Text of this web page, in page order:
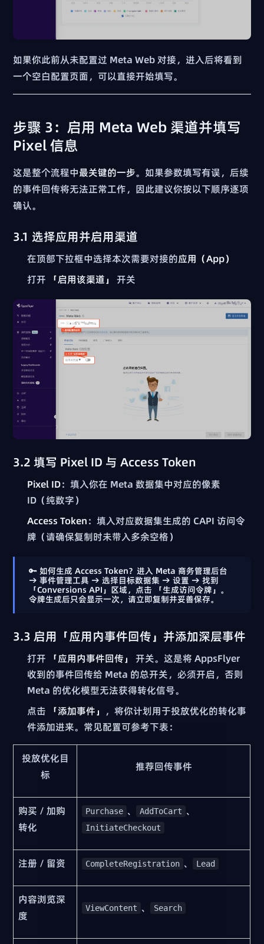
如果你此前从未配置过 Meta Web 对接，进入后将看到
一个空白配置页面，可以直接开始填写。
步骤 3：启用 Meta Web 渠道并填写
Pixel 信息
这是整个流程中最关键的一步。如果参数填写有误，后续
的事件回传将无法正常工作，因此建议你按以下顺序逐项
确认。
3.1 选择应用并启用渠道
在顶部下拉框中选择本次需要对接的应用（App）
打开
「启用该渠道」 开关
3.2 填写 Pixel ID 与 Access Token
Pixel ID：填入你在 Meta 数据集中对应的像素
ID（纯数字）
Access Token：填入对应数据集生成的 CAPI 访问令
牌（请确保复制时未带入多余空格）
🔑 如何生成 Access Token？进入 Meta 商务管理后台
→ 事件管理工具 → 选择目标数据集 → 设置 → 找到
「Conversions API」区域，点击
「生成访问令牌」 。
令牌生成后只会显示一次 ，请立即复制并妥善保存。
3.3 启用「应用内事件回传」并添加深层事件
打开 「应用内事件回传」
开关。这是将 AppsFlyer
收到的事件回传给 Meta 的总开关，必须开启，否则
Meta 的优化模型无法获得转化信号。
点击
「添加事件」 ，将你计划用于投放优化的转化事
件添加进来。常见配置可参考下表：
投放优化目
标
推荐回传事件
购买 / 加购
转化
Purchase 、 AddToCart 、
InitiateCheckout
注册 / 留资 CompleteRegistration 、 Lead
内容浏览深
度
ViewContent 、 Search